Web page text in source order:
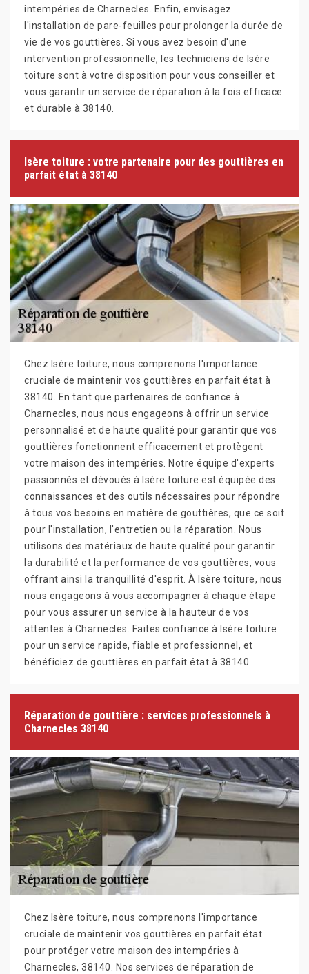
intempéries de Charnecles. Enfin, envisagez
l'installation de pare-feuilles pour prolonger la durée de
vie de vos gouttières. Si vous avez besoin d'une
intervention professionnelle, les techniciens de Isère
toiture sont à votre disposition pour vous conseiller et
vous garantir un service de réparation à la fois efficace
et durable à 38140.
Isère toiture : votre partenaire pour des gouttières en
parfait état à 38140
Chez Isère toiture, nous comprenons l'importance
cruciale de maintenir vos gouttières en parfait état à
38140. En tant que partenaires de confiance à
Charnecles, nous nous engageons à offrir un service
personnalisé et de haute qualité pour garantir que vos
gouttières fonctionnent efficacement et protègent
votre maison des intempéries. Notre équipe d'experts
passionnés et dévoués à Isère toiture est équipée des
connaissances et des outils nécessaires pour répondre
à tous vos besoins en matière de gouttières, que ce soit
pour l'installation, l'entretien ou la réparation. Nous
utilisons des matériaux de haute qualité pour garantir
la durabilité et la performance de vos gouttières, vous
offrant ainsi la tranquillité d'esprit. À Isère toiture, nous
nous engageons à vous accompagner à chaque étape
pour vous assurer un service à la hauteur de vos
attentes à Charnecles. Faites confiance à Isère toiture
pour un service rapide, fiable et professionnel, et
bénéficiez de gouttières en parfait état à 38140.
Réparation de gouttière : services professionnels à
Charnecles 38140
Chez Isère toiture, nous comprenons l'importance
cruciale de maintenir vos gouttières en parfait état
pour protéger votre maison des intempéries à
Charnecles, 38140. Nos services de réparation de